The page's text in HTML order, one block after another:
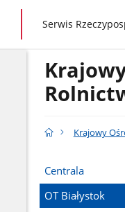
gov.pl
Serwis
Krajowy
Centrala
OT Białystok